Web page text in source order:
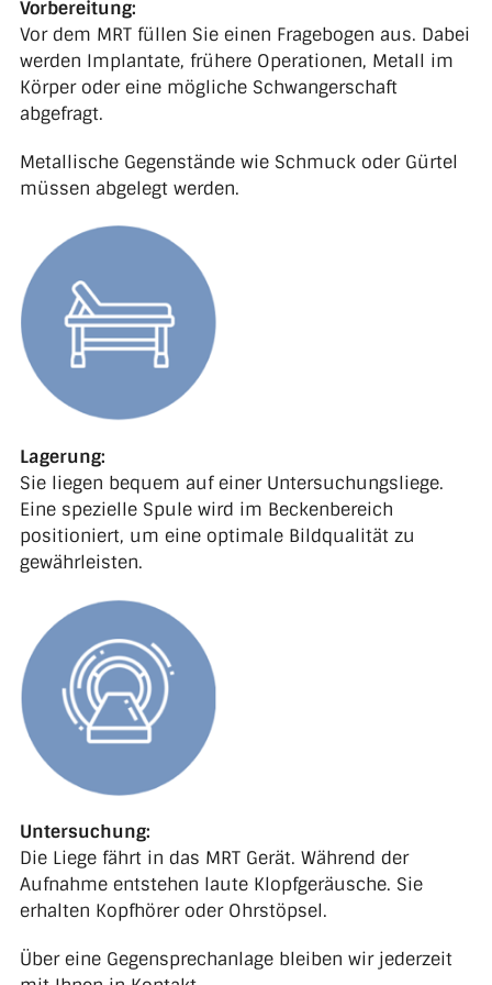
Vorbereitung:
Vor dem MRT füllen Sie einen Fragebogen aus. Dabei
werden Implantate, frühere Operationen, Metall im
Körper oder eine mögliche Schwangerschaft
abgefragt.
Metallische Gegenstände wie Schmuck oder Gürtel
müssen abgelegt werden.
Lagerung:
Sie liegen bequem auf einer Untersuchungsliege.
Eine spezielle Spule wird im Beckenbereich
positioniert, um eine optimale Bildqualität zu
gewährleisten.
Untersuchung:
Die Liege fährt in das MRT Gerät. Während der
Aufnahme entstehen laute Klopfgeräusche. Sie
erhalten Kopfhörer oder Ohrstöpsel.
Über eine Gegensprechanlage bleiben wir jederzeit